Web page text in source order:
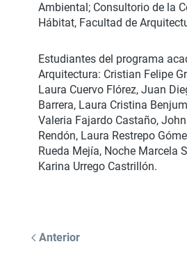
Ambiental; Consultorio de la
Hábitat, Facultad de
Estudiantes del programa
Arquitectura: Cristian Felipe
Laura Cuervo Flórez, Juan
Barrera, Laura Cristina
Valeria Fajardo Castaño,
Rendón, Laura Restrepo
Rueda Mejía, Noche Marcela
Karina Urrego Castrillón.
Anterior